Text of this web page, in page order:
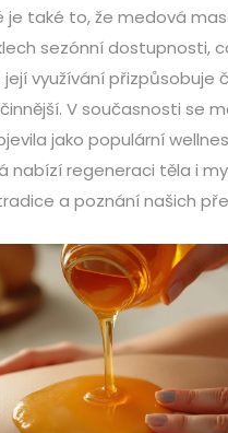
je také to, že medová
sezónní dostupnosti,
její využívání přizpůsobuje
V současnosti se
jako populární
nabízí regeneraci těla i
a poznání našich